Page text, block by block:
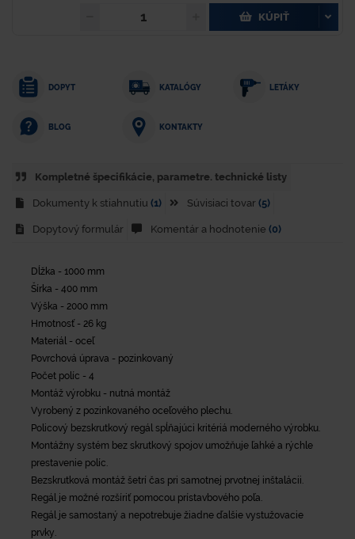
KÚPIŤ
DOPYT KATALÓGY LETÁKY
BLOG KONTAKTY
Kompletné špecifikácie, parametre. technické listy
Dokumenty k stiahnutiu (1) Súvisiaci tovar (5)
Dopytový formulár Komentár a hodnotenie (0)
Dĺžka - 1000 mm
Šírka - 400 mm
Výška - 2000 mm
Hmotnosť - 26 kg
Materiál - oceľ
Povrchová úprava - pozinkovaný
Počet políc - 4
Montáž výrobku - nutná montáž
Vyrobený z pozinkovaného oceľového plechu.
Policový bezskrutkový regál spĺňajúci kritériá moderného výrobku.
Montážny systém bez skrutkový spojov umožňuje ľahké a rýchle
prestavenie políc.
Bezskrutková montáž šetrí čas pri samotnej prvotnej inštalácii.
Regál je možné rozšíriť pomocou prístavbového poľa.
Regál je samostaný a nepotrebuje žiadne ďalšie vystužovacie
prvky.